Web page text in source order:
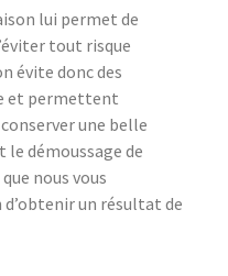
lui permet de
tout risque
évite donc des
et permettent
une belle
démoussage de
nous vous
un résultat de